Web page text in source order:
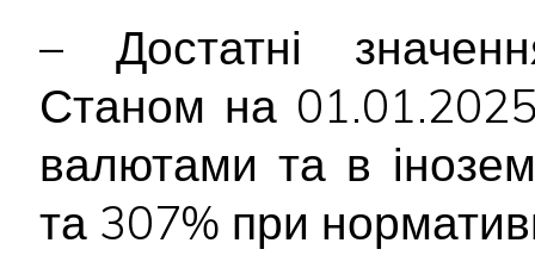
– Достатні
Станом на
валютами та в
та 307% при